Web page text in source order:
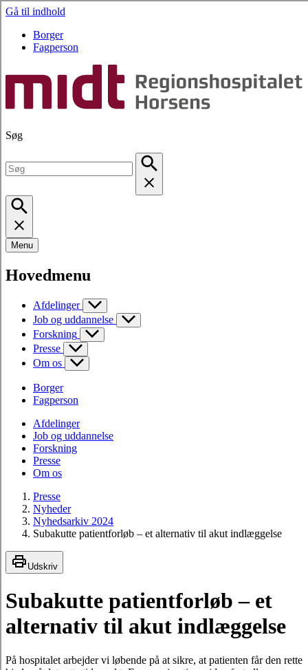
Gå til indhold
Borger
Fagperson
Søg
Menu
Hovedmenu
Afdelinger
Job og uddannelse
Forskning
Presse
Om os
Borger
Fagperson
Afdelinger
Job og uddannelse
Forskning
Presse
Om os
Presse
Nyheder
Nyhedsarkiv 2024
Subakutte patientforløb – et alternativ til akut indlæggelse
Udskriv
Subakutte patientforløb – et
alternativ til akut indlæggelse
På hospitalet arbejder vi løbende på at sikre, at patienten får den rette